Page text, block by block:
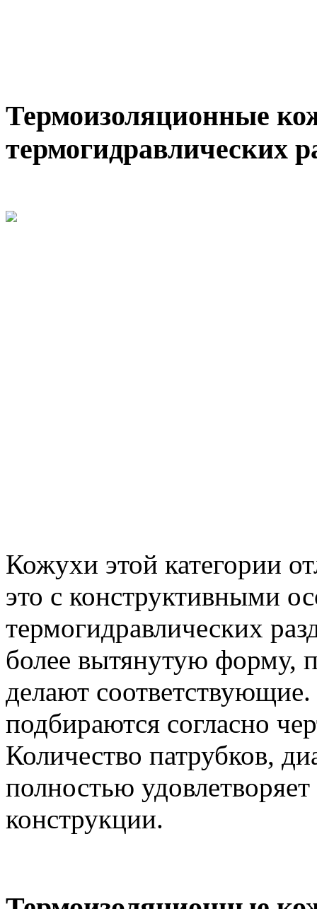
Термоизоляционные
термогидравлических
Кожухи этой категории
это с конструктивными
термогидравлических
более вытянутую форму,
делают
подбираются согласно
Количество патрубков,
полностью
конструкции.